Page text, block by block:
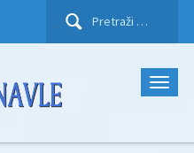
Pretraži: